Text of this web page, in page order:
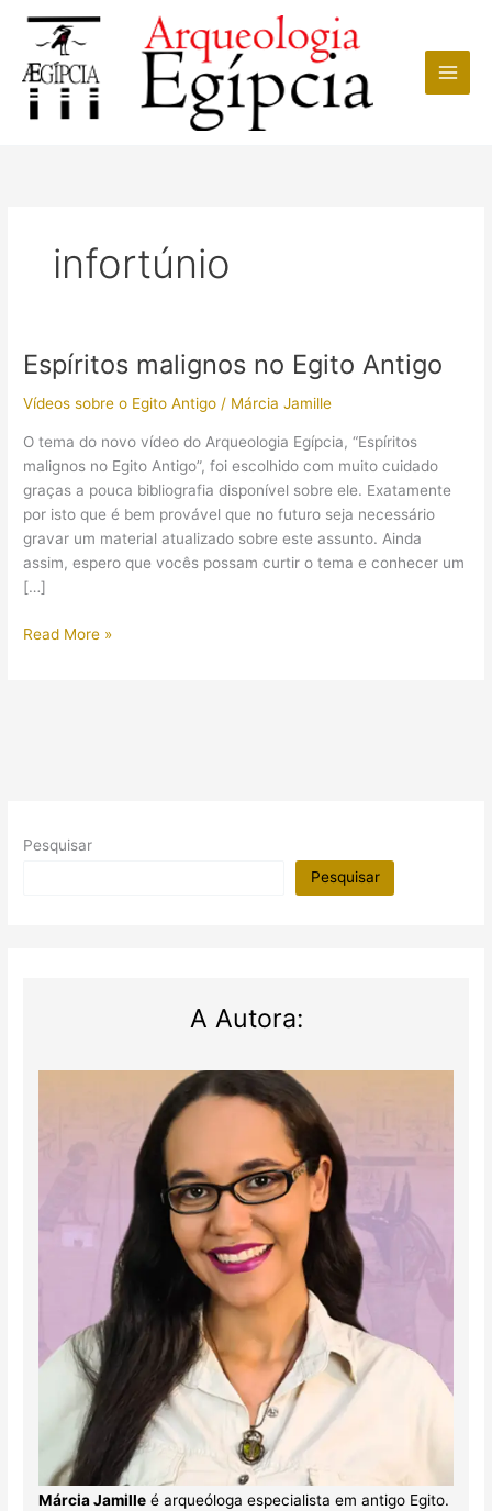
conteúdo
infortúnio
Espíritos malignos no Egito Antigo
Vídeos sobre o Egito Antigo / Márcia Jamille
O tema do novo vídeo do Arqueologia Egípcia, “Espíritos
malignos no Egito Antigo”, foi escolhido com muito cuidado
graças a pouca bibliografia disponível sobre ele. Exatamente
por isto que é bem provável que no futuro seja necessário
gravar um material atualizado sobre este assunto. Ainda
assim, espero que vocês possam curtir o tema e conhecer um
[…]
Espíritos
Read More »
Pesquisar
Pesquisar
A Autora:
Márcia Jamilleé arqueóloga especialista em antigo Egito.